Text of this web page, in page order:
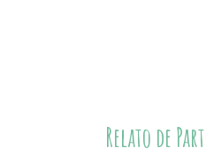
Relato de